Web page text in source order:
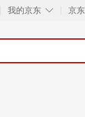
◇
我的京东 京